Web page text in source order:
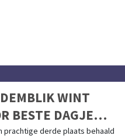
WINT
BESTE DAGJE
prachtige derde plaats behaald